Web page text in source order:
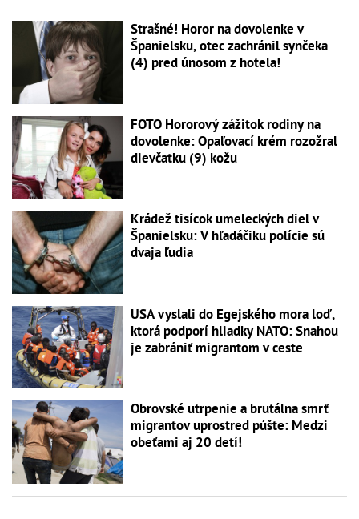
Strašné! Horor na dovolenke v
Španielsku, otec zachránil synčeka
(4) pred únosom z hotela!
FOTO Hororový zážitok rodiny na
dovolenke: Opaľovací krém rozožral
dievčatku (9) kožu
Krádež tisícok umeleckých diel v
Španielsku: V hľadáčiku polície sú
dvaja ľudia
USA vyslali do Egejského mora loď,
ktorá podporí hliadky NATO: Snahou
je zabrániť migrantom v ceste
Obrovské utrpenie a brutálna smrť
migrantov uprostred púšte: Medzi
obeťami aj 20 detí!